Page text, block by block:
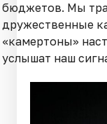
бюджетов. Мы
дружественные
«камертоны»
услышат наш